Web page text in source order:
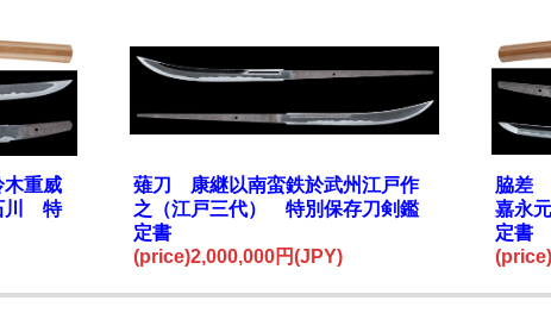
重威
川 特
薙刀 康継以南蛮鉄於武州江戸作
之（江戸三代） 特別保存刀剣鑑
定書
(price)2,000,000円(JPY)
脇差
嘉永
定書